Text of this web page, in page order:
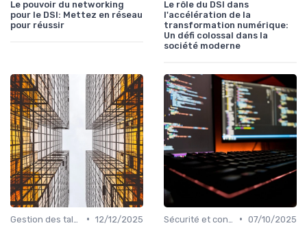
Le pouvoir du networking
pour le DSI: Mettez en réseau
pour réussir
Le rôle du DSI dans
l'accélération de la
transformation numérique:
Un défi colossal dans la
société moderne
• 12/12/2025
• 07/10/2025